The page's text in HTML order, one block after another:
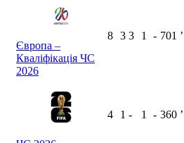
Європа –
Кваліфікація ЧС
2026
8 3 3 1 - 701 ʼ
4 1 - 1 - 360 ʼ